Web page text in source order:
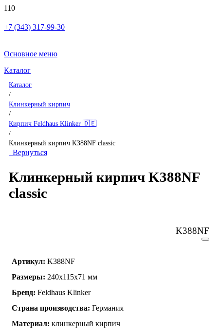
+7 (343) 317-99-30
Основное меню
Каталог
Каталог
/
Клинкерный кирпич
/
Кирпич Feldhaus Klinker 🇩🇪
/
Клинкерный кирпич K388NF classic
Вернуться
Клинкерный кирпич K388NF
classic
K388NF
Артикул: K388NF
Размеры: 240х115х71 мм
Бренд: Feldhaus Klinker
Страна производства: Германия
Материал: клинкерный кирпич